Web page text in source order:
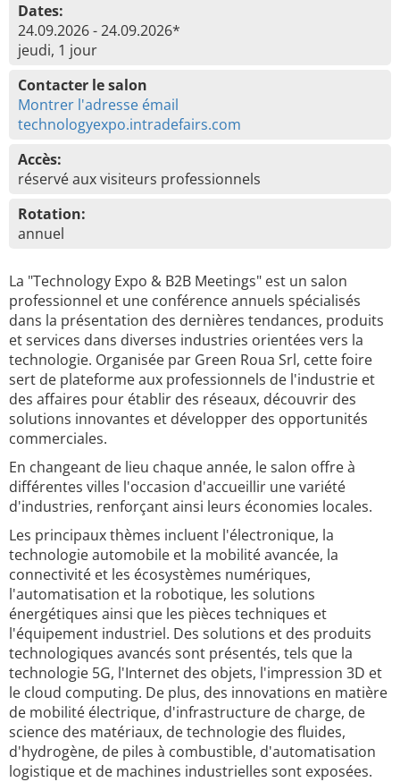
Dates:
24.09.2026 - 24.09.2026*
jeudi, 1 jour
Contacter le salon
Montrer l'adresse émail
technologyexpo.intradefairs.com
Accès:
réservé aux visiteurs professionnels
Rotation:
annuel
La "Technology Expo & B2B Meetings" est un salon
professionnel et une conférence annuels spécialisés
dans la présentation des dernières tendances, produits
et services dans diverses industries orientées vers la
technologie. Organisée par Green Roua Srl, cette foire
sert de plateforme aux professionnels de l'industrie et
des affaires pour établir des réseaux, découvrir des
solutions innovantes et développer des opportunités
commerciales.
En changeant de lieu chaque année, le salon offre à
différentes villes l'occasion d'accueillir une variété
d'industries, renforçant ainsi leurs économies locales.
Les principaux thèmes incluent l'électronique, la
technologie automobile et la mobilité avancée, la
connectivité et les écosystèmes numériques,
l'automatisation et la robotique, les solutions
énergétiques ainsi que les pièces techniques et
l'équipement industriel. Des solutions et des produits
technologiques avancés sont présentés, tels que la
technologie 5G, l'Internet des objets, l'impression 3D et
le cloud computing. De plus, des innovations en matière
de mobilité électrique, d'infrastructure de charge, de
science des matériaux, de technologie des fluides,
d'hydrogène, de piles à combustible, d'automatisation
logistique et de machines industrielles sont exposées.